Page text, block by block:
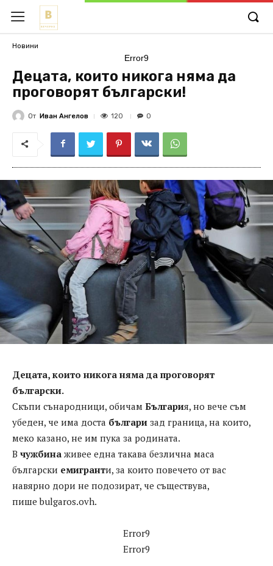
Новини
Error9
Децата, които никога няма да
проговорят български!
От Иван Ангелов 120 0
Децата, които никога няма да проговорят
български.
Скъпи сънародници, обичам България, но вече съм
убеден, че има доста българи зад граница, на които,
меко казано, не им пука за родината.
В чужбина живее една такава безлична маса
български емигранти, за които повечето от вас
навярно дори не подозират, че съществува,
пише bulgaros.ovh.
Error9
Error9